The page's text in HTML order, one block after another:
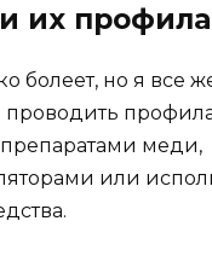
их
болеет, но я все
меди,
или